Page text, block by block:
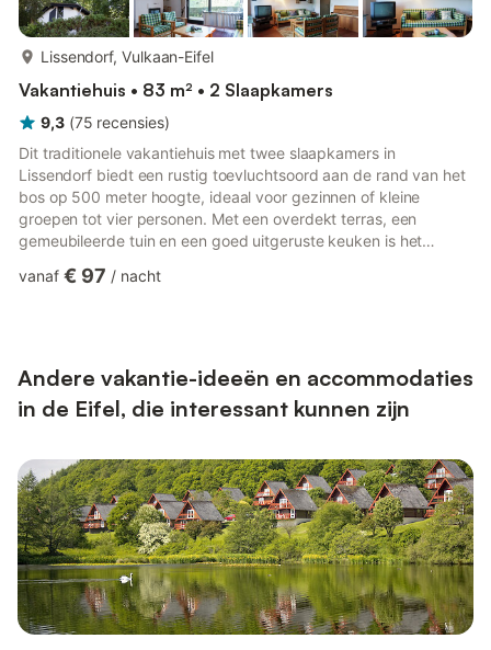
Lissendorf, Vulkaan-Eifel
Vakantiehuis • 83 m² • 2 Slaapkamers
9,3 (75 recensies)
Dit traditionele vakantiehuis met twee slaapkamers in
Lissendorf biedt een rustig toevluchtsoord aan de rand van het
bos op 500 meter hoogte, ideaal voor gezinnen of kleine
groepen tot vier personen. Met een overdekt terras, een
gemeubileerde tuin en een goed uitgeruste keuken is het
natuur. Een gestemde piano voegt charme toe, terwijl een
vergoeding. Gelegen op sl...
vanaf € 97 / nacht
Andere vakantie-ideeën en accommodaties
in de Eifel, die interessant kunnen zijn